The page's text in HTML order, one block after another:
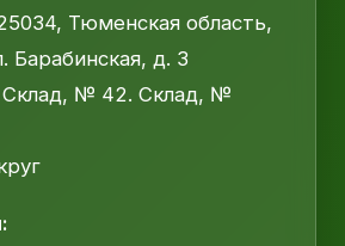
Тюменская область,
Барабинская, д. 3
№ 42. Склад, №